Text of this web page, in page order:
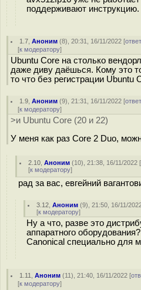
поддерживают инструкцию.
1.7 ,Аноним (8), 20:31, 16/11/2022 [
[к модератору]
Ubuntu Core на столько
даже диву даёшься. Кому это
то что без регистрации Ubuntu
1.9 ,Аноним (9), 21:31, 16/11/2022 [
[к модератору]
>и Ubuntu Core (20 и 22)
У меня как раз Core 2 Duo,
2.10 ,Аноним (10), 21:38, 16/11/2022 [
[к модератору]
рад за вас, евгейний
3.12 ,Аноним (9), 21:50, 16/11/
[к модератору]
Ну а что, разве это
аппаратного
Canonical специально для
1.11 ,Аноним (11), 21:40, 16/11/2022 [
[к модератору]